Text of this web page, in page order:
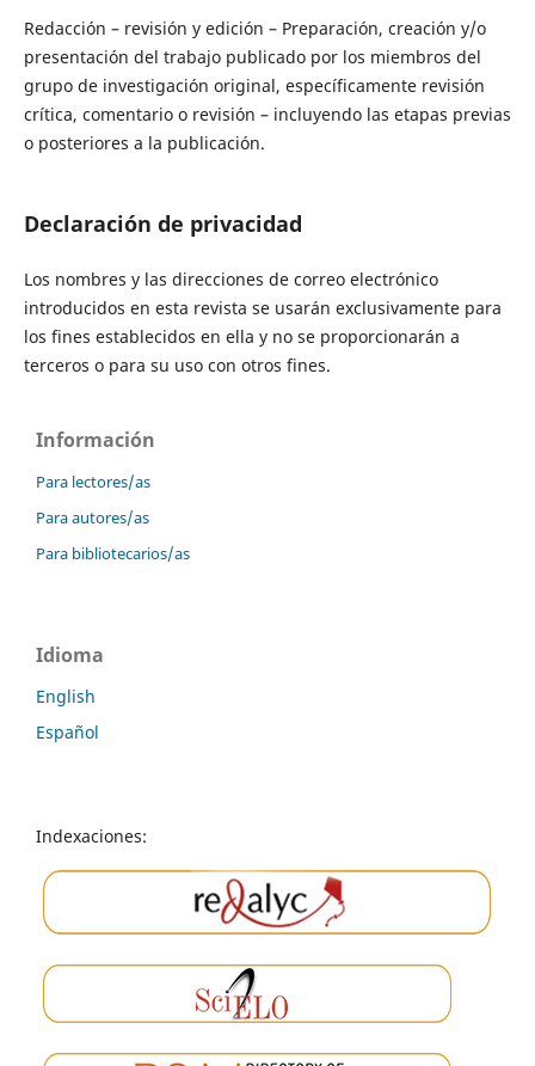
Redacción – revisión y edición – Preparación, creación y/o
presentación del trabajo publicado por los miembros del
grupo de investigación original, específicamente revisión
crítica, comentario o revisión – incluyendo las etapas previas
o posteriores a la publicación.
Declaración de privacidad
Los nombres y las direcciones de correo electrónico
introducidos en esta revista se usarán exclusivamente para
los fines establecidos en ella y no se proporcionarán a
terceros o para su uso con otros fines.
Información
Para lectores/as
Para autores/as
Para bibliotecarios/as
Idioma
English
Español
Indexaciones: